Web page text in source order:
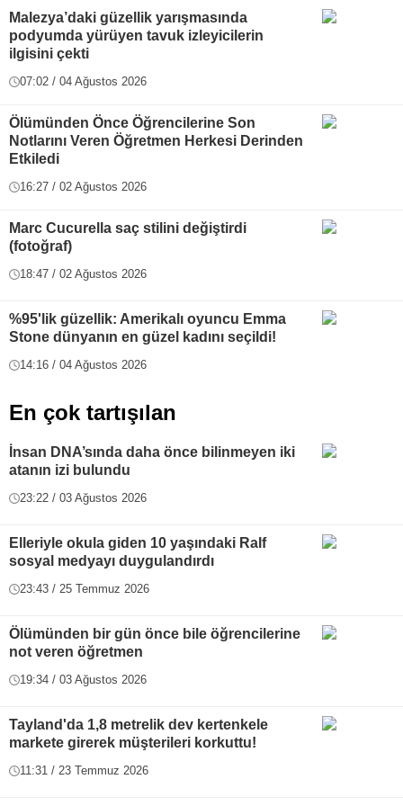
Malezya’daki güzellik yarışmasında
podyumda yürüyen tavuk izleyicilerin
ilgisini çekti
07:02 / 04 Ağustos 2026
Ölümünden Önce Öğrencilerine Son
Notlarını Veren Öğretmen Herkesi Derinden
Etkiledi
16:27 / 02 Ağustos 2026
Marc Cucurella saç stilini değiştirdi
(fotoğraf)
18:47 / 02 Ağustos 2026
%95'lik güzellik: Amerikalı oyuncu Emma
Stone dünyanın en güzel kadını seçildi!
14:16 / 04 Ağustos 2026
En çok tartışılan
İnsan DNA’sında daha önce bilinmeyen iki
atanın izi bulundu
23:22 / 03 Ağustos 2026
Elleriyle okula giden 10 yaşındaki Ralf
sosyal medyayı duygulandırdı
23:43 / 25 Temmuz 2026
Ölümünden bir gün önce bile öğrencilerine
not veren öğretmen
19:34 / 03 Ağustos 2026
Tayland'da 1,8 metrelik dev kertenkele
markete girerek müşterileri korkuttu!
11:31 / 23 Temmuz 2026